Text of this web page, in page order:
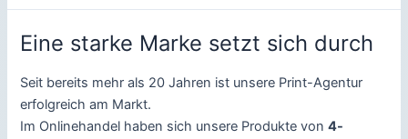
Eine starke Marke setzt sich durch
Seit bereits mehr als 20 Jahren ist unsere Print-Agentur
erfolgreich am Markt.
Im Onlinehandel haben sich unsere Produkte von4-